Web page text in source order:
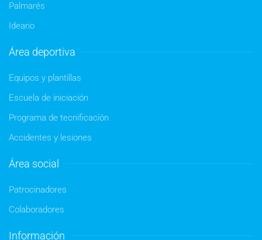
Palmarés
Ideario
Área deportiva
Equipos y plantillas
Escuela de iniciación
Programa de tecnificación
Accidentes y lesiones
Área social
Patrocinadores
Colaboradores
Información